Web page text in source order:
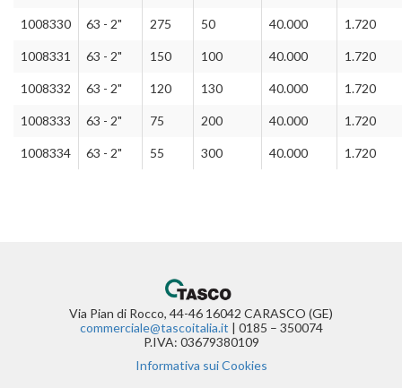
1008330 63 - 2" 275 50 40.000 1.720
1008331 63 - 2" 150 100 40.000 1.720
1008332 63 - 2" 120 130 40.000 1.720
1008333 63 - 2" 75 200 40.000 1.720
1008334 63 - 2" 55 300 40.000 1.720
Via Pian di Rocco, 44-46 16042 CARASCO (GE)
commerciale@tascoitalia.it | 0185 – 350074
P.IVA: 03679380109
Informativa sui Cookies